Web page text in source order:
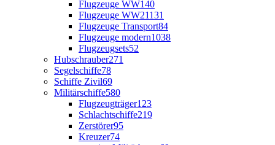
Flugzeuge WW140
Flugzeuge WW21131
Flugzeuge Transport84
Flugzeuge modern1038
Flugzeugsets52
Hubschrauber271
Segelschiffe78
Schiffe Zivil69
Militärschiffe580
Flugzeugträger123
Schlachtschiffe219
Zerstörer95
Kreuzer74